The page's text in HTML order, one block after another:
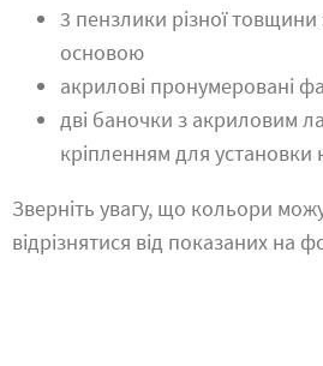
3 пензлики різної
основою
акрилові пронумеровані
дві баночки з акриловим
кріпленням для установки
Зверніть увагу, що кольори
відрізнятися від показаних на